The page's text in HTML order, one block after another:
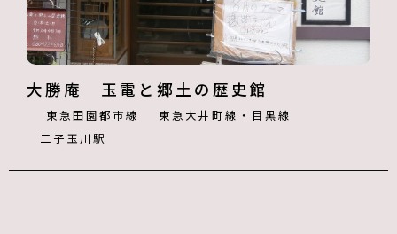
大勝庵 玉電と郷土の歴史館
東急田園都市線
東急大井町線・目黒線
二子玉川駅